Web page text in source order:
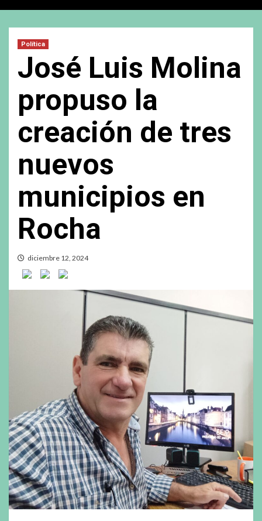
Política
José Luis Molina
propuso la
creación de tres
nuevos
municipios en
Rocha
diciembre 12, 2024